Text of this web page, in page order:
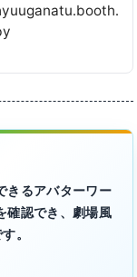
きるアバターワー
確認でき、劇場風
。